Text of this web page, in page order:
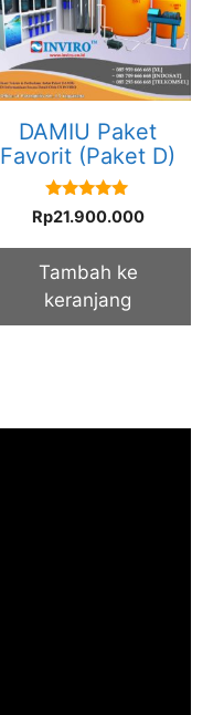
DAMIU Paket
Favorit (Paket D)
5.00
out of 5
Rp21.900.000
Tambah ke
keranjang